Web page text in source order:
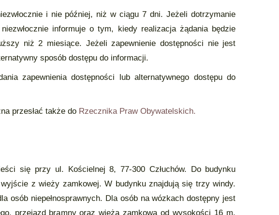
i nie później, niż w ciągu 7 dni. Jeżeli dotrzymanie
informuje o tym, kiedy realizacja żądania będzie
niż 2 miesiące. Jeżeli zapewnienie dostępności nie jest
sposób dostępu do informacji.
zapewnienia dostępności lub alternatywnego dostępu do
przesłać także do Rzecznika Praw Obywatelskich.
się przy ul. Kościelnej 8, 77-300 Człuchów. Do budynku
z wieży zamkowej. W budynku znajdują się trzy windy.
osób niepełnosprawnych. Dla osób na wózkach dostępny jest
przejazd bramny oraz wieża zamkowa od wysokości 16 m.